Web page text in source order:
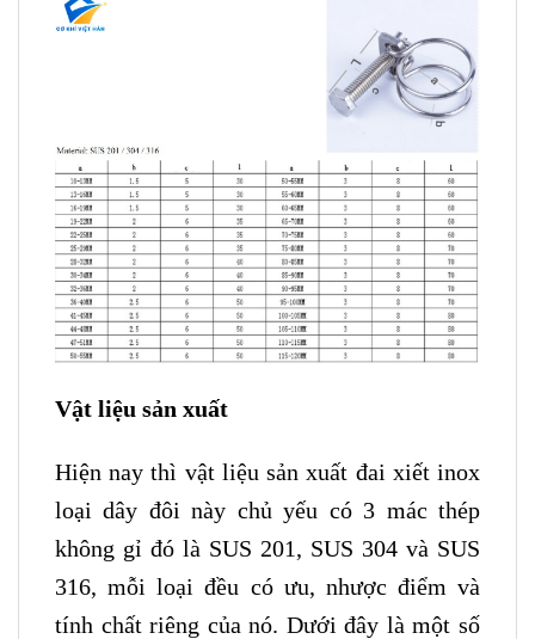
Vật liệu sản xuất
Hiện nay thì vật liệu sản xuất đai xiết inox
loại dây đôi này chủ yếu có 3 mác thép
không gỉ đó là SUS 201, SUS 304 và SUS
316, mỗi loại đều có ưu, nhược điểm và
tính chất riêng của nó. Dưới đây là một số